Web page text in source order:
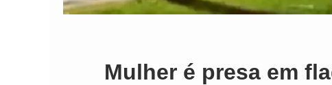
Mulher é presa em